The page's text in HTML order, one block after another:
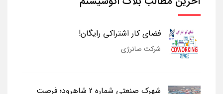
فضای کار اشتراکی رایگان!
شرکت صانرژی
شهرک صنعتی شماره 2 شاهرود؛ فرصت